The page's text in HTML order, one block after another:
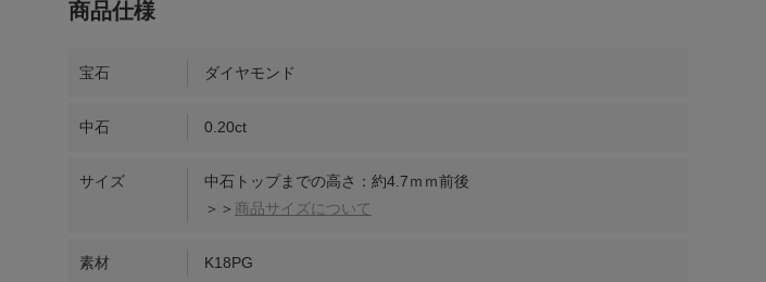
宝石 ダイヤモンド
中石 0.20ct
サイズ
中石トップまでの高さ：約4.7ｍｍ前後
＞＞ 商品サイズについて
素材 K18PG